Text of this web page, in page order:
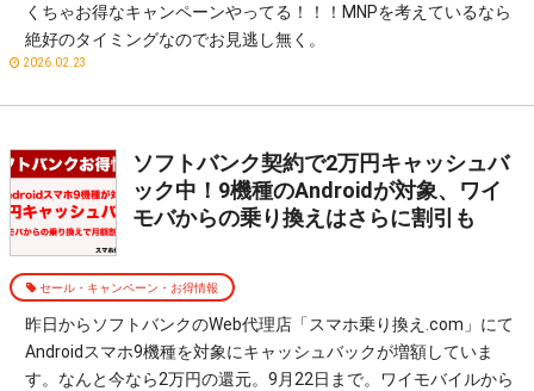
くちゃお得なキャンペーンやってる！！！MNPを考えているなら
絶好のタイミングなのでお見逃し無く。
2026.02.23
ソフトバンク契約で2万円キャッシュバ
ック中！9機種のAndroidが対象、ワイ
モバからの乗り換えはさらに割引も
セール・キャンペーン・お得情報
昨日からソフトバンクのWeb代理店「スマホ乗り換え.com」にて
Androidスマホ9機種を対象にキャッシュバックが増額していま
す。なんと今なら2万円の還元。9月22日まで。ワイモバイルから